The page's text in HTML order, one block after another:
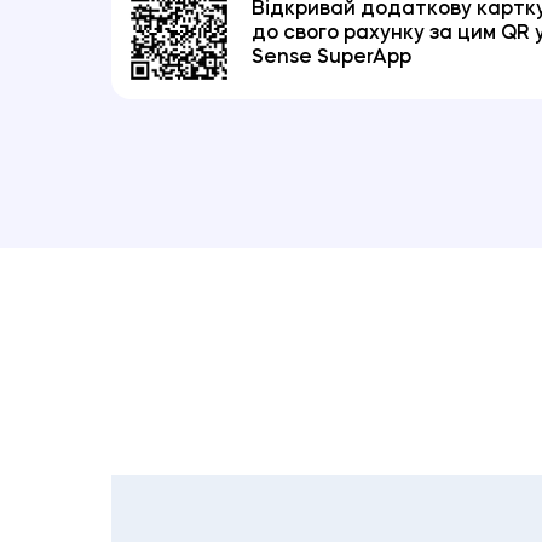
Відкривай додаткову
до свого рахунку за цим QR
Sense SuperApp